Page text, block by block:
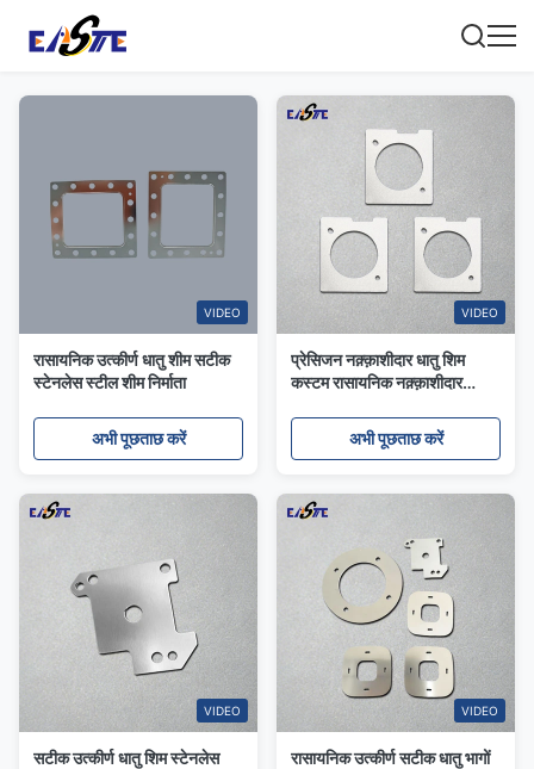
VIDEO
रासायनिक उत्कीर्ण धातु शीम सटीक
स्टेनलेस स्टील शीम निर्माता
अभी पूछताछ करें
VIDEO
प्रेसिजन नक़्क़ाशीदार धातु शिम
कस्टम रासायनिक नक़्क़ाशीदार
अभी पूछताछ करें
VIDEO
सटीक उत्कीर्ण धातु शिम स्टेनलेस
VIDEO
रासायनिक उत्कीर्ण सटीक धातु भागों